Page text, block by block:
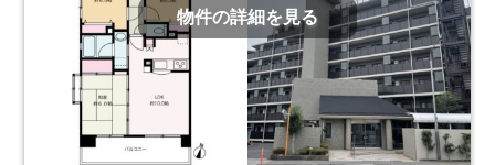
物件の詳細を見る